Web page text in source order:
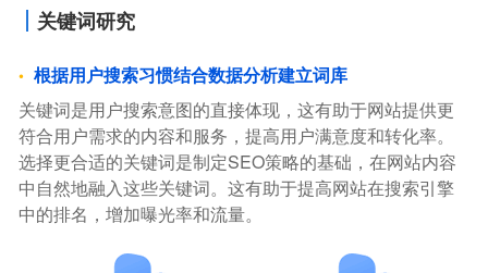
关键词研究
根据用户搜索习惯结合数据分析建立词库
关键词是用户搜索意图的直接体现，这有助于网站提供更
符合用户需求的内容和服务，提高用户满意度和转化率。
选择更合适的关键词是制定SEO策略的基础，在网站内容
中自然地融入这些关键词。这有助于提高网站在搜索引擎
中的排名，增加曝光率和流量。